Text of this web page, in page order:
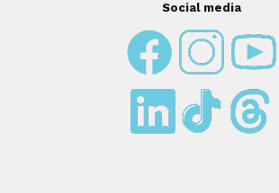
Social media